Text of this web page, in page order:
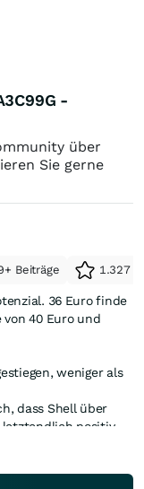
-
über
Sie gerne
Beiträge 1.327
36 Euro finde
40 Euro und
weniger als
dass Shell über
letztendlich positiv